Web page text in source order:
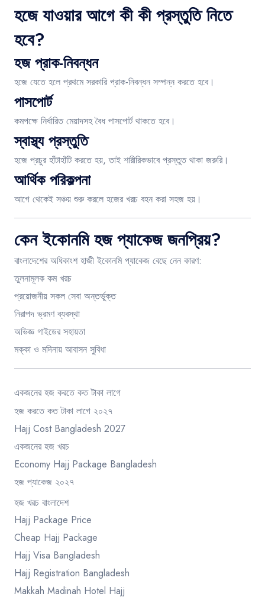
হজে যাওয়ার আগে কী কী প্রস্তুতি নিতে
হবে?
হজ প্রাক-নিবন্ধন
হজে যেতে হলে প্রথমে সরকারি প্রাক-নিবন্ধন সম্পন্ন করতে হবে।
পাসপোর্ট
কমপক্ষে নির্ধারিত মেয়াদসহ বৈধ পাসপোর্ট থাকতে হবে।
স্বাস্থ্য প্রস্তুতি
হজে প্রচুর হাঁটাহাঁটি করতে হয়, তাই শারীরিকভাবে প্রস্তুত থাকা জরুরি।
আর্থিক পরিকল্পনা
আগে থেকেই সঞ্চয় শুরু করলে হজের খরচ বহন করা সহজ হয়।
কেন ইকোনমি হজ প্যাকেজ জনপ্রিয়?
বাংলাদেশের অধিকাংশ হাজী ইকোনমি প্যাকেজ বেছে নেন কারণ:
তুলনামূলক কম খরচ
প্রয়োজনীয় সকল সেবা অন্তর্ভুক্ত
নিরাপদ ভ্রমণ ব্যবস্থা
অভিজ্ঞ গাইডের সহায়তা
মক্কা ও মদিনায় আবাসন সুবিধা
একজনের হজ করতে কত টাকা লাগে
হজ করতে কত টাকা লাগে ২০২৭
Hajj Cost Bangladesh 2027
একজনের হজ খরচ
Economy Hajj Package Bangladesh
হজ প্যাকেজ ২০২৭
হজ খরচ বাংলাদেশ
Hajj Package Price
Cheap Hajj Package
Hajj Visa Bangladesh
Hajj Registration Bangladesh
Makkah Madinah Hotel Hajj